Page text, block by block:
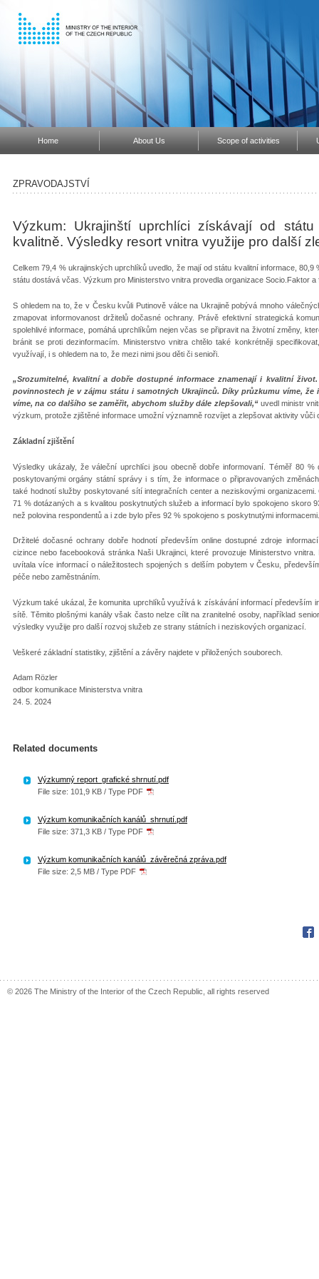
Home About Us Scope of activities
ZPRAVODAJSTVÍ
Výzkum: Ukrajinští uprchlíci získávají od
kvalitně. Výsledky resort vnitra využije pro další
Celkem 79,4 % ukrajinských uprchlíků uvedlo, že mají od státu kvalitní informace,
státu dostává včas. Výzkum pro Ministerstvo vnitra provedla organizace Socio.Faktor a
S ohledem na to, že v Česku kvůli Putinově válce na Ukrajině pobývá mnoho
zmapovat informovanost držitelů dočasné ochrany. Právě efektivní strategická
spolehlivé informace, pomáhá uprchlíkům nejen včas se připravit na životní změny,
bránit se proti dezinformacím. Ministerstvo vnitra chtělo také konkrétněji
využívají, i s ohledem na to, že mezi nimi jsou děti či senioři.
„Srozumitelné, kvalitní a dobře dostupné informace znamenají i kvalitní
povinnostech je v zájmu státu i samotných Ukrajinců. Díky průzkumu víme, že
víme, na co dalšího se zaměřit, abychom služby dále zlepšovali,“uvedl ministr
výzkum, protože zjištěné informace umožní významně rozvíjet a zlepšovat aktivity
Základní zjištění
Výsledky ukázaly, že váleční uprchlíci jsou obecně dobře informovaní. Téměř 80
poskytovanými orgány státní správy i s tím, že informace o připravovaných
také hodnotí služby poskytované sítí integračních center a neziskovými
71 % dotázaných a s kvalitou poskytnutých služeb a informací bylo spokojeno skoro
než polovina respondentů a i zde bylo přes 92 % spokojeno s poskytnutými informacemi.
Držitelé dočasné ochrany dobře hodnotí především online dostupné zdroje
cizince nebo facebooková stránka Naši Ukrajinci, které provozuje Ministerstvo
uvítala více informací o náležitostech spojených s delším pobytem v Česku,
péče nebo zaměstnáním.
Výzkum také ukázal, že komunita uprchlíků využívá k získávání informací především
sítě. Těmito plošnými kanály však často nelze cílit na zranitelné osoby, například
výsledky využije pro další rozvoj služeb ze strany státních i neziskových organizací.
Veškeré základní statistiky, zjištění a závěry najdete v přiložených souborech.
Adam Rözler
odbor komunikace Ministerstva vnitra
24. 5. 2024
Related documents
Výzkumný report_grafické shrnutí.pdf
File size: 101,9 KB / Type PDF
Výzkum komunikačních kanálů_shrnutí.pdf
File size: 371,3 KB / Type PDF
Výzkum komunikačních kanálů_závěrečná zpráva.pdf
File size: 2,5 MB / Type PDF
© 2026 The Ministry of the Interior of the Czech Republic, all rights reserved